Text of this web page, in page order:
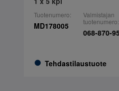
Tuotenumero:
MD178005
Tehdastilaustuote
Valmistajan
tuotenumero:
068-870-